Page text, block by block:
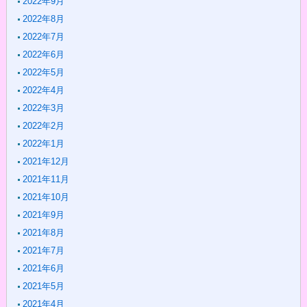
2022年8月
2022年7月
2022年6月
2022年5月
2022年4月
2022年3月
2022年2月
2022年1月
2021年12月
2021年11月
2021年10月
2021年9月
2021年8月
2021年7月
2021年6月
2021年5月
2021年4月